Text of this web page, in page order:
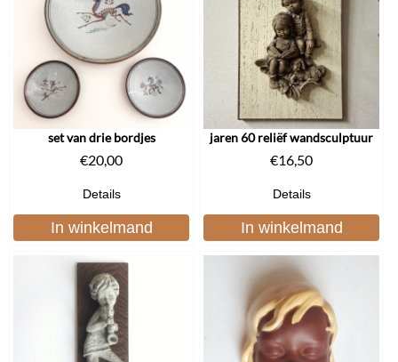
set van drie bordjes
€20,00
Details
In winkelmand
jaren 60 reliëf wandsculptuur
€16,50
Details
In winkelmand